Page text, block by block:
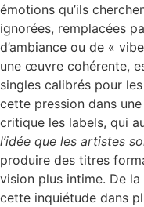
émotions qu’ils
ignorées, remplacées
d’ambiance ou de «
une œuvre cohérente,
singles calibrés pour
cette pression dans
critique les labels, qui
l’idée que les artistes
produire des titres
vision plus intime. De
cette inquiétude dans